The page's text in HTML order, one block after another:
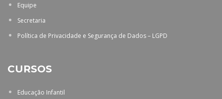
Equipe
Secretaria
Política de Privacidade e Segurança de Dados – LGPD
CURSOS
Educação Infantil